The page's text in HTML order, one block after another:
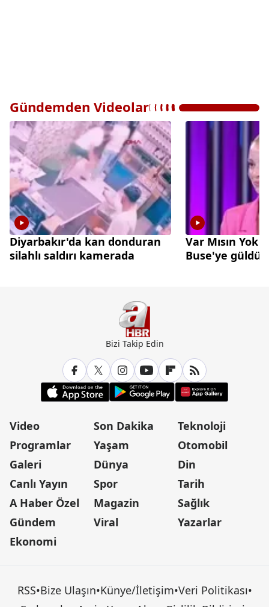
Gündemden Videolar
Diyarbakır'da kan donduran
silahlı saldırı kamerada
Var Mısın Yok
Buse'ye güldü
Bizi Takip Edin
Video
Programlar
Galeri
Canlı Yayın
A Haber Özel
Gündem
Ekonomi
Son Dakika
Yaşam
Dünya
Spor
Magazin
Viral
Teknoloji
Otomobil
Din
Tarih
Sağlık
Yazarlar
RSS•Bize Ulaşın•Künye/İletişim•Veri Politikası•